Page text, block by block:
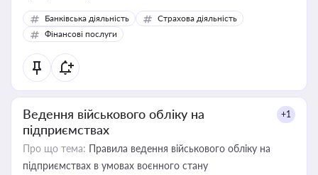
Банківська діяльність
Страхова діяльність
Фінансові послуги
Ведення військового обліку на
підприємствах
+1
Про що тема: Правила ведення військового обліку на
підприємствах в умовах воєнного стану